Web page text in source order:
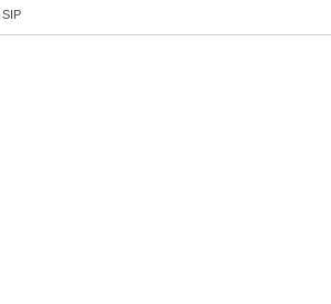
SIP
HTTP, HTTPS, TFTP, WEB GUI, Telnet, BootP, RADIUS